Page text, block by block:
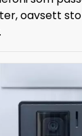
oavsett